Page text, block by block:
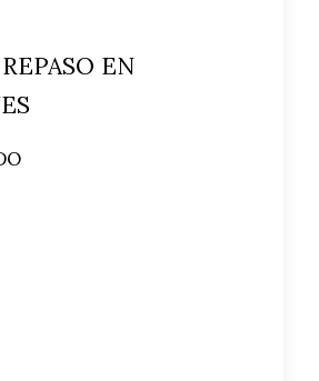
EN